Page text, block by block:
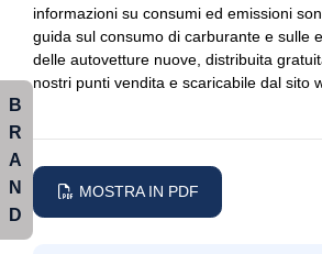
Personalizzazioni linea e stile
Porta usb
Sistema di chiamata d'emergenza
informazioni su consumi ed emissioni
guida sul consumo di carburante e sulle
delle autovetture nuove, distribuita
nostri punti vendita e scaricabile dal sito
MOSTRA IN PDF
B
R
A
N
D